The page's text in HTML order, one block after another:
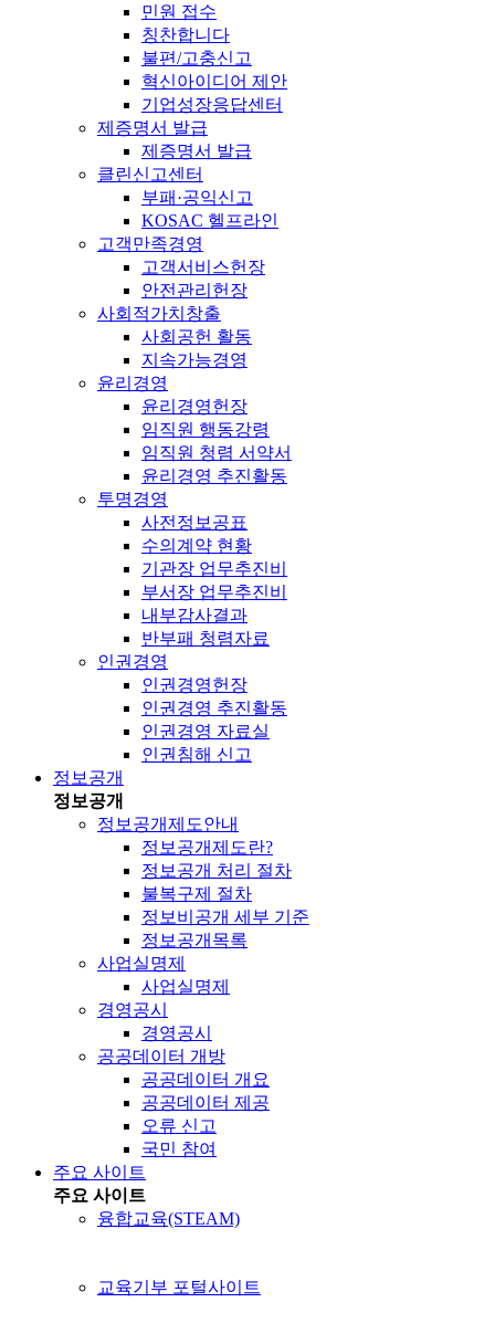
민원 접수
칭찬합니다
불편/고충신고
혁신아이디어 제안
기업성장응답센터
제증명서 발급
제증명서 발급
클린신고센터
부패·공익신고
KOSAC 헬프라인
고객만족경영
고객서비스헌장
안전관리헌장
사회적가치창출
사회공헌 활동
지속가능경영
윤리경영
윤리경영헌장
임직원 행동강령
임직원 청렴 서약서
윤리경영 추진활동
투명경영
사전정보공표
수의계약 현황
기관장 업무추진비
부서장 업무추진비
내부감사결과
반부패 청렴자료
인권경영
인권경영헌장
인권경영 추진활동
인권경영 자료실
인권침해 신고
정보공개
정보공개
정보공개제도안내
정보공개제도란?
정보공개 처리 절차
불복구제 절차
정보비공개 세부 기준
정보공개목록
사업실명제
사업실명제
경영공시
경영공시
공공데이터 개방
공공데이터 개요
공공데이터 제공
오류 신고
국민 참여
주요 사이트
주요 사이트
융합교육(STEAM)
교육기부 포털사이트